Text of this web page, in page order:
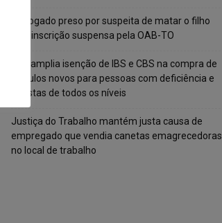
Advogado preso por suspeita de matar o filho
tem inscrição suspensa pela OAB-TO
STF amplia isenção de IBS e CBS na compra de
veículos novos para pessoas com deficiência e
autistas de todos os níveis
Justiça do Trabalho mantém justa causa de
empregado que vendia canetas emagrecedoras
no local de trabalho